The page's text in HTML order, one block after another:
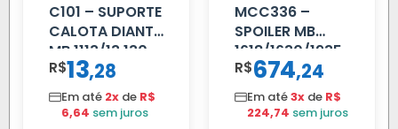
C101 – SUPORTE
CALOTA DIANT
MB 1113/13.130
R$13,28
Em até 2x de R$
6,64 sem juros
MCC336 –
SPOILER MB
1618/1630/1935
04 FAR
C/BIGOD
R$674,24
Em até3x de R$
224,74 sem juros